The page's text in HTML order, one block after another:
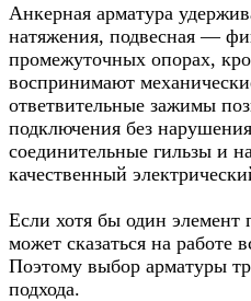
Анкерная арматура
натяжения, подвесная —
промежуточных опорах,
воспринимают
ответвительные зажимы
подключения без
соединительные гильзы и
качественный
Если хотя бы один элемент
может сказаться на работе
Поэтому выбор арматуры
подхода.